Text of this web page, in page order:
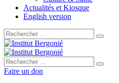
Actualités et Kiosque
English version
Rechercher :
Rechercher :
Faire un don